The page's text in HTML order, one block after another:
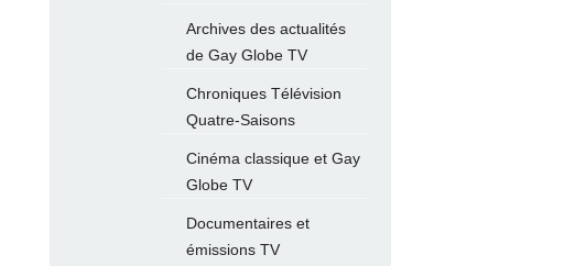
Archives des actualités
de Gay Globe TV
Chroniques Télévision
Quatre-Saisons
Cinéma classique et Gay
Globe TV
Documentaires et
émissions TV